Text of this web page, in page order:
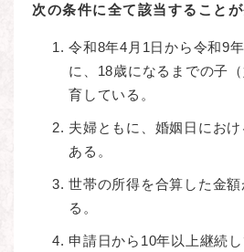
次の条件に全て該当することが
令和8年4月1日から令和9
に、18歳になるまでの子
育している。
夫婦ともに、婚姻日にお
ある。
世帯の所得を合算した金
る。
申請日から10年以上継続